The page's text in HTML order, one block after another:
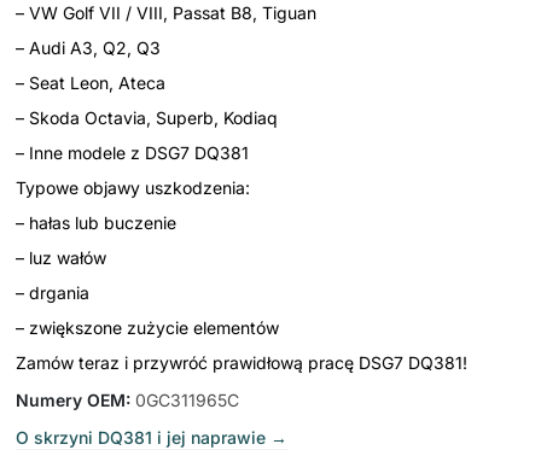
– VW Golf VII / VIII, Passat B8, Tiguan
– Audi A3, Q2, Q3
– Seat Leon, Ateca
– Skoda Octavia, Superb, Kodiaq
– Inne modele z DSG7 DQ381
Typowe objawy uszkodzenia:
– hałas lub buczenie
– luz wałów
– drgania
– zwiększone zużycie elementów
Zamów teraz i przywróć prawidłową pracę DSG7 DQ381!
Numery OEM: 0GC311965C
O skrzyni DQ381 i jej naprawie →